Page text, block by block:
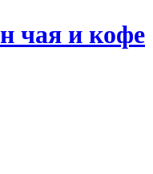
чая и кофе